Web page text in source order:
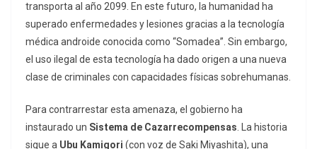
transporta al año 2099. En este futuro, la humanidad ha
superado enfermedades y lesiones gracias a la tecnología
médica androide conocida como “Somadea”. Sin embargo,
el uso ilegal de esta tecnología ha dado origen a una nueva
clase de criminales con capacidades físicas sobrehumanas.
Para contrarrestar esta amenaza, el gobierno ha
instaurado un Sistema de Cazarrecompensas . La historia
sigue a Ubu Kamigori (con voz de Saki Miyashita), una